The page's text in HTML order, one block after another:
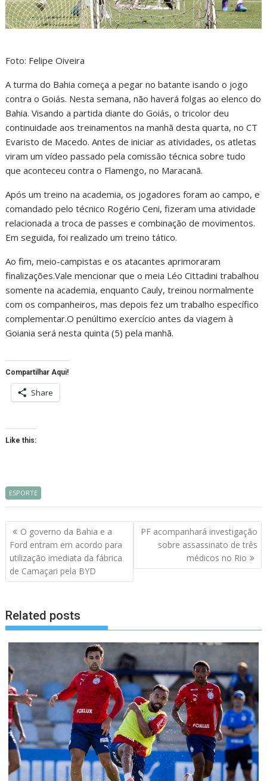
Foto: Felipe Oiveira
A turma do Bahia começa a pegar no batante isando o jogo
contra o Goiás. Nesta semana, não haverá folgas ao elenco do
Bahia. Visando a partida diante do Goiás, o tricolor deu
continuidade aos treinamentos na manhã desta quarta, no CT
Evaristo de Macedo. Antes de iniciar as atividades, os atletas
viram um vídeo passado pela comissão técnica sobre tudo
que aconteceu contra o Flamengo, no Maracanã.
Após um treino na academia, os jogadores foram ao campo, e
comandado pelo técnico Rogério Ceni, fizeram uma atividade
relacionada a troca de passes e combinação de movimentos.
Em seguida, foi realizado um treino tático.
Ao fim, meio-campistas e os atacantes aprimoraram
finalizações.Vale mencionar que o meia Léo Cittadini trabalhou
somente na academia, enquanto Cauly, treinou normalmente
com os companheiros, mas depois fez um trabalho específico
complementar.O penúltimo exercício antes da viagem à
Goiania será nesta quinta (5) pela manhã.
Compartilhar Aqui!
Share
Like this:
ESPORTE
Navegação
de
artigos
O governo da Bahia e a
Ford entram em acordo para
utilização imediata da fábrica
de Camaçari pela BYD
PF acompanhará investigação
sobre assassinato de três
médicos no Rio
Related posts